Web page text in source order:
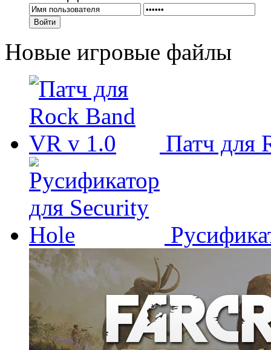
Войти
Новые игровые файлы
Патч для